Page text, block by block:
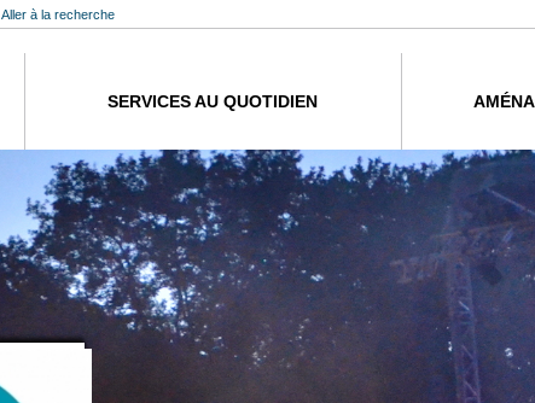
Aller à la recherche
SERVICES AU QUOTIDIEN